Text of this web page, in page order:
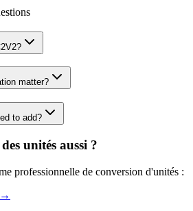
matter?
to add?
unités aussi ?
professionnelle de conversion d'unités :
→